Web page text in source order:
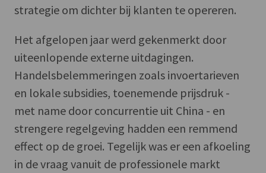
strategie om dichter bij klanten te opereren.
Het afgelopen jaar werd gekenmerkt door
uiteenlopende externe uitdagingen.
Handelsbelemmeringen zoals invoertarieven
en lokale subsidies, toenemende prijsdruk -
met name door concurrentie uit China - en
strengere regelgeving hadden een remmend
effect op de groei. Tegelijk was er een afkoeling
in de vraag vanuit de professionele markt